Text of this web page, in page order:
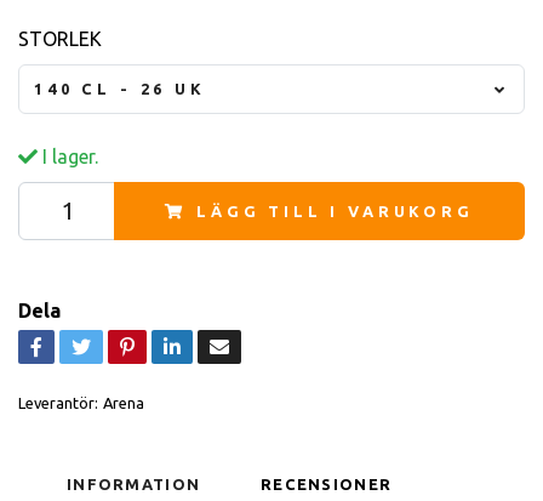
STORLEK
140 CL - 26 UK
I lager.
LÄGG TILL I VARUKORG
Dela
Leverantör: Arena
INFORMATION RECENSIONER